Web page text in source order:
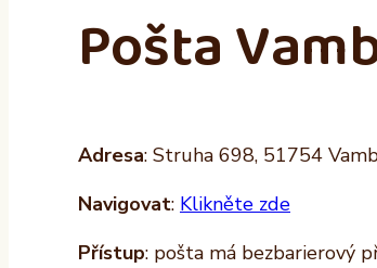
Pošta
Adresa: Struha 698, 51754
Navigovat: Klikněte zde
Přístup: pošta má bezbarierový